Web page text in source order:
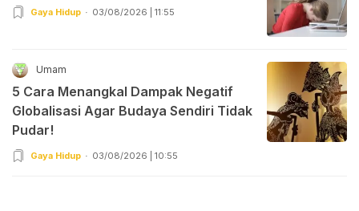
Gaya Hidup 03/08/2026 | 11:55
Umam
5 Cara Menangkal Dampak Negatif
Globalisasi Agar Budaya Sendiri Tidak
Pudar!
Gaya Hidup 03/08/2026 | 10:55